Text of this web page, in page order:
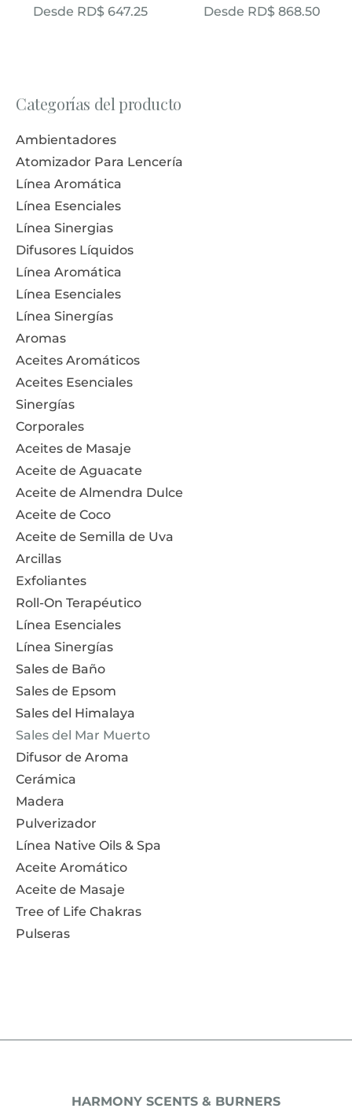
Categorías del producto
Ambientadores
Atomizador Para Lencería
Línea Aromática
Línea Esenciales
Línea Sinergias
Difusores Líquidos
Línea Aromática
Línea Esenciales
Línea Sinergías
Aromas
Aceites Aromáticos
Aceites Esenciales
Sinergías
Corporales
Aceites de Masaje
Aceite de Aguacate
Aceite de Almendra Dulce
Aceite de Coco
Aceite de Semilla de Uva
Arcillas
Exfoliantes
Roll-On Terapéutico
Línea Esenciales
Línea Sinergías
Sales de Baño
Sales de Epsom
Sales del Himalaya
Sales del Mar Muerto
Difusor de Aroma
Cerámica
Madera
Pulverizador
Línea Native Oils & Spa
Aceite Aromático
Aceite de Masaje
Tree of Life Chakras
Pulseras
Desde RD$647.25 Desde RD$ 868.50
HARMONY SCENTS & BURNERS